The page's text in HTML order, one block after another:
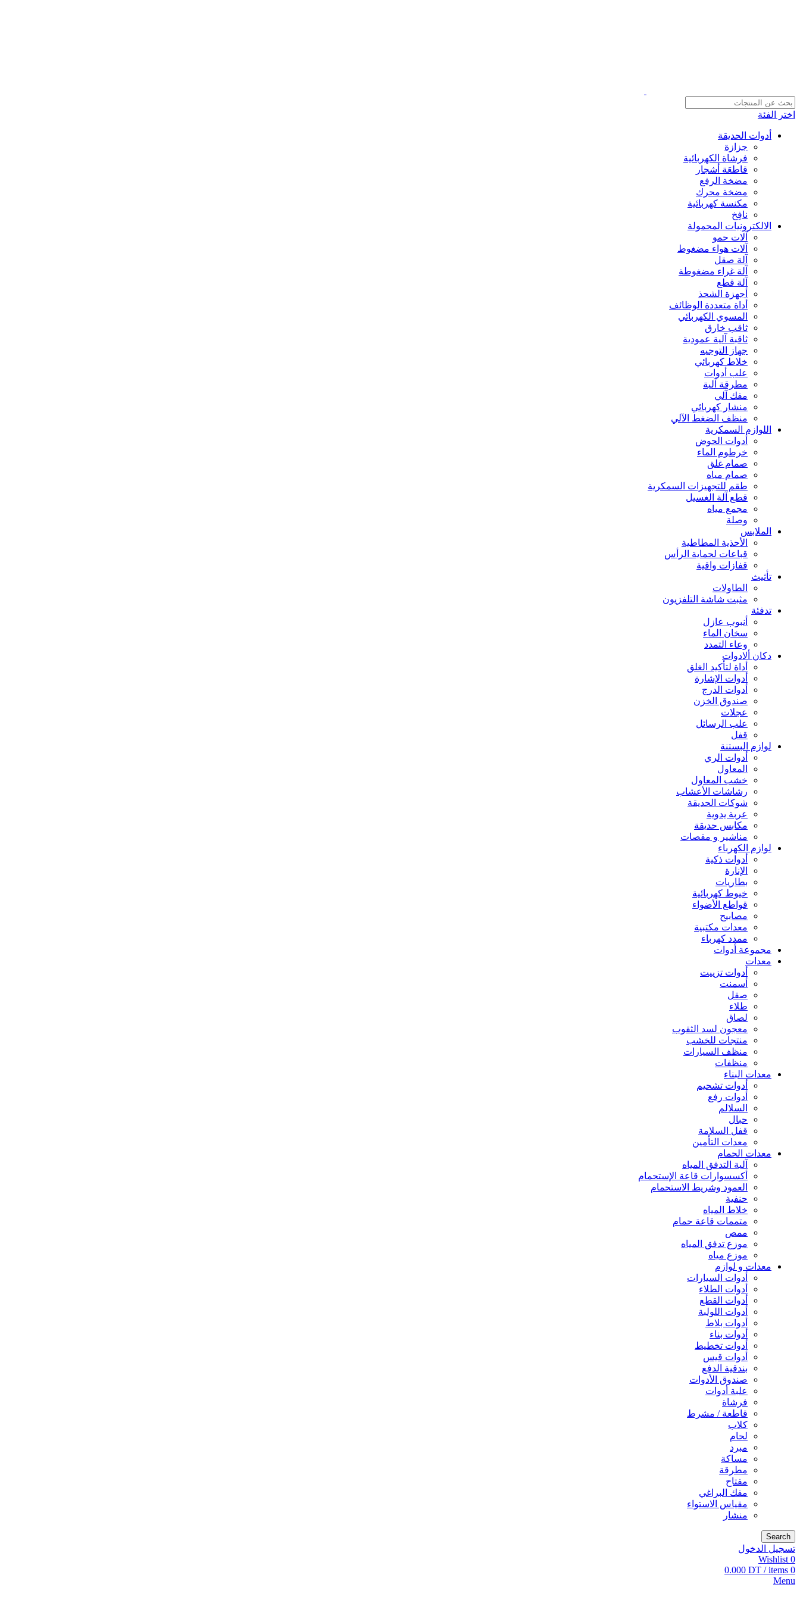
اختر الفئة
أدوات الحديقة
جزازة
فرشاة الكهربائية
قاطعَة أشجار
مضخة الرفع
مضخة محرك
مكنسة كهربائية
نافِخ
الالكترونيات المحمولة
آلات حمو
آلات هواء مضغوط
آلة صقل
آلة غراء مضغوطة
آلة قطع
أجهزة الشحذ
أداة متعددة الوظائف
المسوي الكهربائي
ثاقب خارق
ثاقبة آلية عمودية
جهاز التوجيه
خلاط كهربائي
علب أدوات
مطرقة آلية
مفك آلي
منشار كهربائي
منظف الضغط الآلي
اللوازم السمكرية
أدوات الحوض
خرطوم الماء
صمام غلق
صمام مياه
طقم للتجهيزات السمكرية
قطع آلة الغسيل
مجمع مياه
وصلة
الملابس
الأحذية المطاطية
قباعات لحماية الرأس
قفازات واقية
تأثيث
الطاولات
مثبت شاشة التلفزيون
تدفئة
أنبوب عازل
سخان الماء
وعاء التمدد
دكان ألادوات
أداة لتأكيد الغلق
أدوات الإشارة
أدوات الدرج
صندوق الخزن
عجلات
علب الرسائل
قفل
لوازم البستنة
أدوات الري
المعاول
خشب المعاول
رشاشات الأعشاب
شوكات الحديقة
عربة يدوية
مكابس حديقة
مناشير و مقصات
لوازم الكهرباء
أدوات ذكية
الإنارة
بطاريات
خيوط كهربائية
قواطع الأضواء
مصابيح
معدات مكتبية
ممدد كهرباء
مجموعة أدوات
معدات
أدوات تزييت
أسمنت
صقل
طلاء
لصاق
معجون لسد الثقوب
منتجات للخشب
منظف السيارات
منظفات
معدات البناء
أدوات تشحيم
أدوات رفع
السلالم
حبال
قفل السلامة
معدات التأمين
معدات الحمام
آلية التدفق المياه
أكسسوارات قاعة الإستحمام
العمود وشريط الاستحمام
حنفية
خلاط المياه
متممات قاعة حمام
ممص
موزع تدفق المياه
موزع مياه
معدات و لوازم
أدوات السيارات
أدوات الطلاء
أدوات القطع
أدوات اللولبة
أدوات بلاط
أدوات بناء
أدوات تخطيط
أدوات قيس
بندقية الدفع
صندوق الأدوات
علبة أدوات
فرشاة
قاطعة / مشرط
كلاب
لحام
مبرد
مساكة
مطرقة
مفتاح
مفك البراغي
مقياس الاستواء
منشار
Search
تسجيل الدخول
0
Wishlist
0
items
/
0.000 DT
Menu